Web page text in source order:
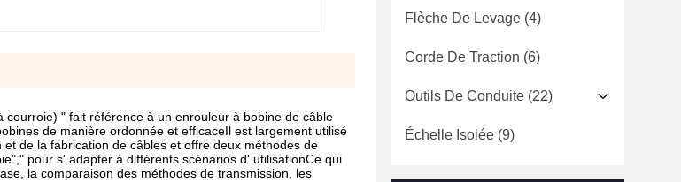
" fait référence à un enrouleur à bobine de câble
de manière ordonnée et efficaceIl est largement utilisé
de la fabrication de câbles et offre deux méthodes de
pour s' adapter à différents scénarios d' utilisationCe qui
la comparaison des méthodes de transmission, les
Flèche De Levage (4)
Corde De Traction (6)
Outils De Conduite (22)
Échelle Isolée (9)